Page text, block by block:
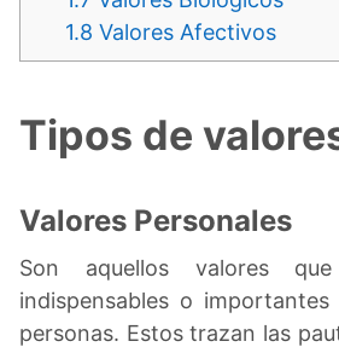
1.8 Valores Afectivos
Tipos de
Valores Personales
Son aquellos valores
indispensables o
personas. Estos trazan las